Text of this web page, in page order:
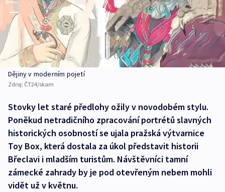
Dějiny v moderním pojetí
Zdroj: ČT24/skam
Stovky let staré předlohy ožily v novodobém stylu.
Poněkud netradičního zpracování portrétů slavných
historických osobností se ujala pražská výtvarnice
Toy Box, která dostala za úkol představit historii
Břeclavi i mladším turistům. Návštěvníci tamní
zámecké zahrady by je pod otevřeným nebem mohli
vidět už v květnu.